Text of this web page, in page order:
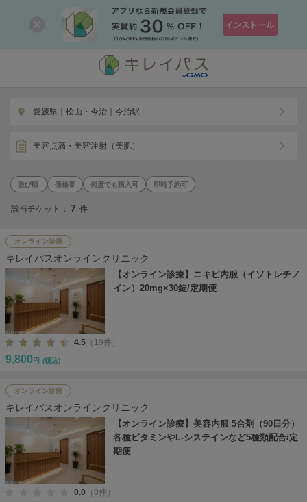
愛媛県｜松山・今治｜今治駅
美容点滴・美容注射（美肌）
価格帯 何度でも購入可 即時予約可
該当チケット： 7 件
オンライン診療
キレイパスオンラインクリニック
【オンライン診療】ニキビ内服（イソトレチノ
イン）20mg×30錠/定期便
4.5 （19件）
9,800 円 (税込)
オンライン診療
キレイパスオンラインクリニック
【オンライン診療】美容内服 5合剤（90日分）
各種ビタミンやL-システインなど5種類配合/定
期便
0.0 （0件）